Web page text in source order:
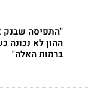
ההון לא נכונה
ברמות האלה"